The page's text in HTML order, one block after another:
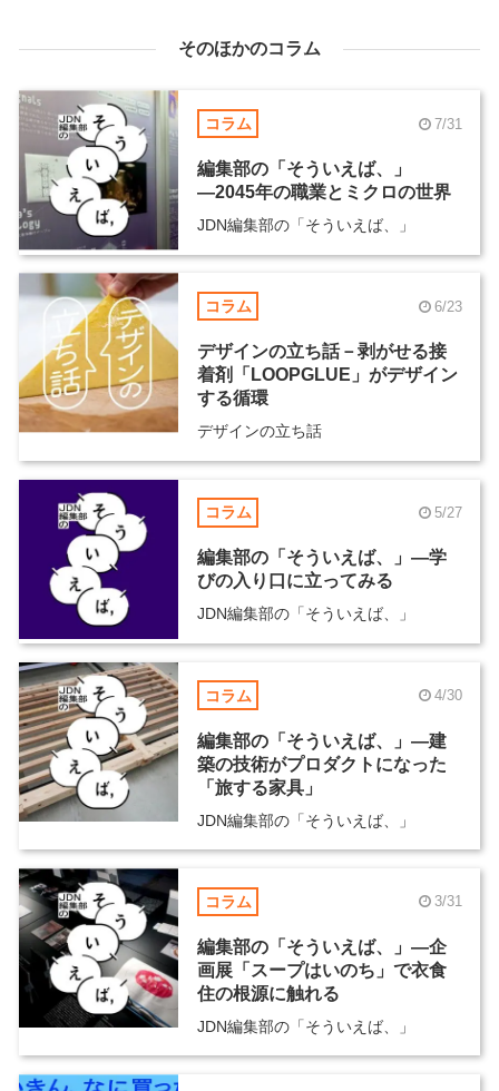
そのほかのコラム
コラム 7/31
編集部の「そういえば、」
―2045年の職業とミクロの世界
JDN編集部の「そういえば、」
コラム 6/23
デザインの立ち話－剥がせる接
着剤「LOOPGLUE」がデザイン
する循環
デザインの立ち話
コラム 5/27
編集部の「そういえば、」―学
びの入り口に立ってみる
JDN編集部の「そういえば、」
コラム 4/30
編集部の「そういえば、」―建
築の技術がプロダクトになった
「旅する家具」
JDN編集部の「そういえば、」
コラム 3/31
編集部の「そういえば、」―企
画展「スープはいのち」で衣食
住の根源に触れる
JDN編集部の「そういえば、」